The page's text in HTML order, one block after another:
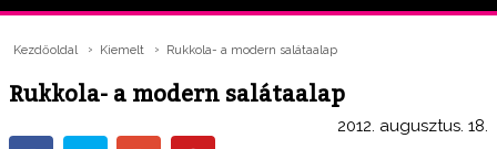
Kezdőoldal Kiemelt Rukkola- a modern salátaalap
Rukkola- a modern salátaalap
2012. augusztus. 18.